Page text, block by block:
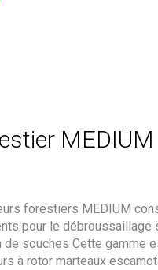
MEDIUM
forestiers MEDIUM
pour le débroussaillage
de souches Cette gamme
à rotor marteaux